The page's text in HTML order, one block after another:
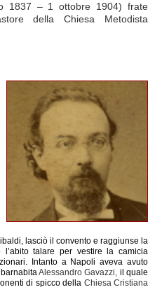
1837 – 1 ottobre 1904) frate
dellaChiesa Metodista
lasciò il convento e raggiunse la
l’abito talare per vestire la camicia
Intanto a Napoli aveva avuto
Alessandro Gavazzi, il quale
di spicco della Chiesa Cristiana